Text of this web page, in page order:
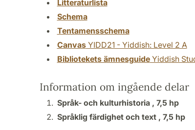
Litteraturlista
Schema
Tentamensschema
CanvasYIDD21 - Yiddish: Level 2 A
Bibliotekets ämnesguideYiddish
Information om ingående delar
Språk- och kulturhistoria , 7,5 hp
Språklig färdighet och text , 7,5 hp